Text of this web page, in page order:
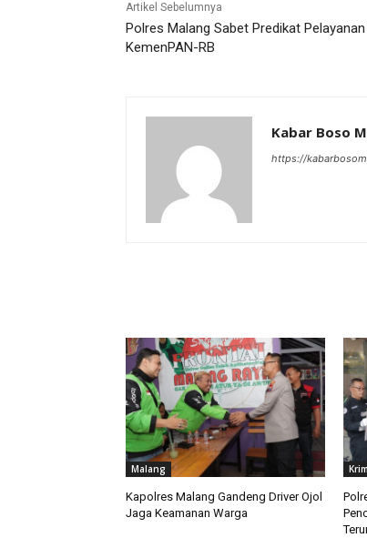
Artikel Sebelumnya
Polres Malang Sabet Predikat
KemenPAN-RB
Kabar Boso
https://
Malang
Kapolres Malang Gandeng Driver Ojol
Jaga Keamanan Warga